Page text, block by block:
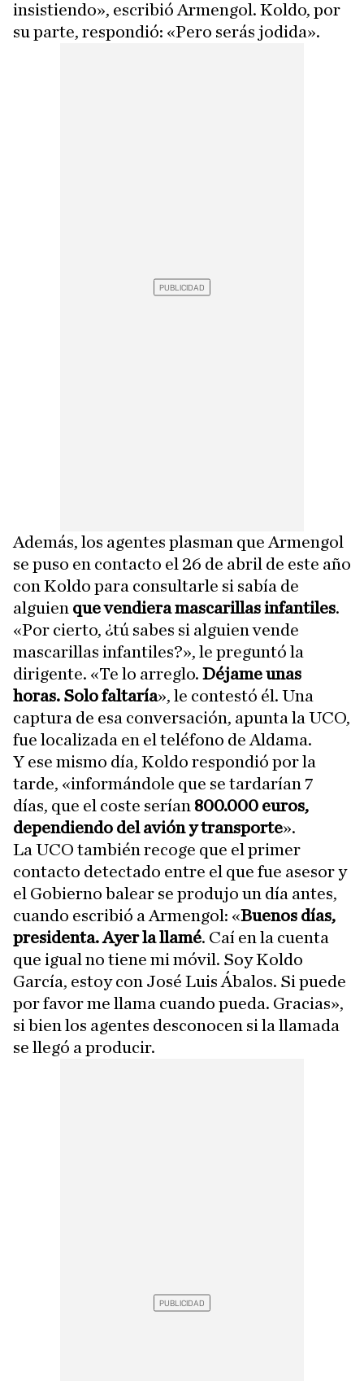
insistiendo», escribió Armengol. Koldo, por
su parte, respondió: «Pero serás jodida».
Además, los agentes plasman que Armengol
se puso en contacto el 26 de abril de este año
con Koldo para consultarle si sabía de
alguien que vendiera mascarillas infantiles.
«Por cierto, ¿tú sabes si alguien vende
mascarillas infantiles?», le preguntó la
dirigente. «Te lo arreglo. Déjame unas
horas. Solo faltaría», le contestó él. Una
captura de esa conversación, apunta la UCO,
fue localizada en el teléfono de Aldama.
Y ese mismo día, Koldo respondió por la
tarde, «informándole que se tardarían 7
días, que el coste serían 800.000 euros,
dependiendo del avión y transporte».
La UCO también recoge que el primer
contacto detectado entre el que fue asesor y
el Gobierno balear se produjo un día antes,
cuando escribió a Armengol: «Buenos días,
presidenta. Ayer la llamé. Caí en la cuenta
que igual no tiene mi móvil. Soy Koldo
García, estoy con José Luis Ábalos. Si puede
por favor me llama cuando pueda. Gracias»,
si bien los agentes desconocen si la llamada
se llegó a producir.